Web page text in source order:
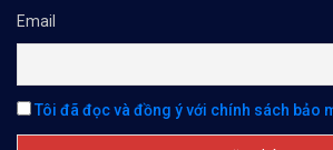
Email
Tôi đã đọc và đồng ý với chính sách bảo